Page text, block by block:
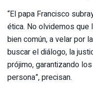
“El papa Francisco
ética. No olvidemos que
bien común, a velar por
buscar el diálogo, la
prójimo, garantizando
persona”, precisan.